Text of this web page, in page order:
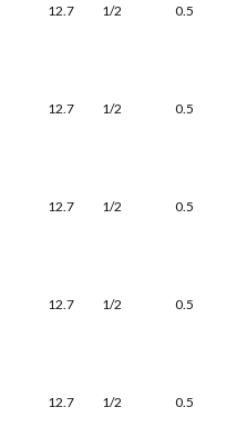
12.7 1/2 0.5
12.7 1/2 0.5
12.7 1/2 0.5
12.7 1/2 0.5
12.7 1/2 0.5